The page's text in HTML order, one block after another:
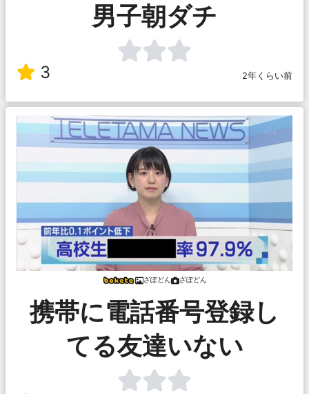
男子朝ダチ
3 2年くらい前
ざぽどん ざぽどん
携帯に電話番号登録し
てる友達いない